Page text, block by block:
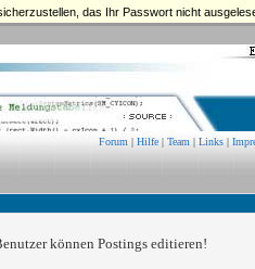
das Ihr Passwort nicht
Forum | Hilfe | Team | Links |
können Postings editieren!